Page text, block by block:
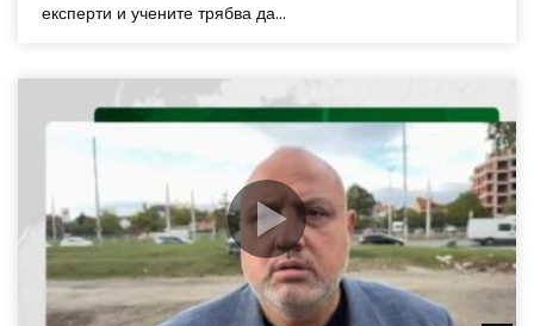
експерти и учените трябва да...